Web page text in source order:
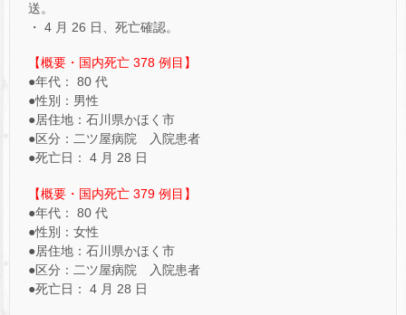
送。
・ 4 月 26 日、死亡確認。
【概要・国内死亡 378 例目】
●年代： 80 代
●性別：男性
●居住地：石川県かほく市
●区分：二ツ屋病院 入院患者
●死亡日： 4 月 28 日
【概要・国内死亡 379 例目】
●年代： 80 代
●性別：女性
●居住地：石川県かほく市
●区分：二ツ屋病院 入院患者
●死亡日： 4 月 28 日